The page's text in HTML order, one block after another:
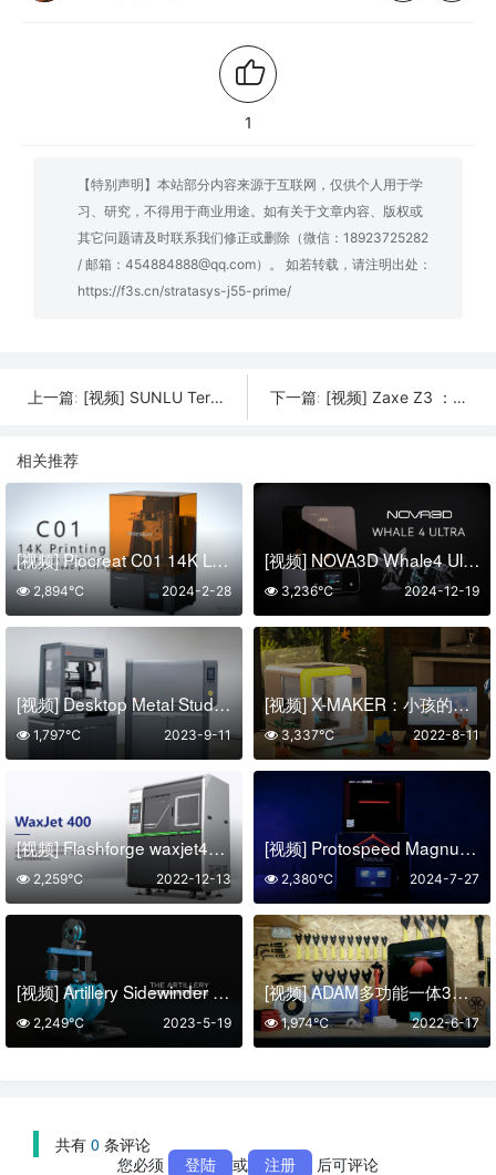
1
【特别声明】本站部分内容来源于互联网，仅供个人用于学
习、研究，不得用于商业用途。如有关于文章内容、版权或
其它问题请及时联系我们修正或删除（微信：18923725282
/ 邮箱：454884888@qq.com）。 如若转载，请注明出处：
https://f3s.cn/stratasys-j55-prime/
上一篇: [视频] SUNLU Terminator 3 快速FDM 3D打印机 高达 250mm/s 下一篇: [视频] Zaxe Z3 ：一款革命性的3D打印机
相关推荐
[视频] Piocreat C01 14K LCD 光固化3D打印机：体验超清打印细节
2024-2-28
2,894℃
[视频] NOVA3D Whale4 Ultra：10英寸16K 最精致的细节栩栩如生
2024-12-19
3,236℃
[视频] Desktop Metal Studio System™：简单安全经济高效的金属3D打印系统
2023-9-11
1,797℃
[视频] X-MAKER：小孩的大玩具 大人的小工具
2022-8-11
3,337℃
[视频] Flashforge waxjet400 大尺寸多喷嘴喷蜡3D打印机
2022-12-13
2,259℃
[视频] Protospeed Magnus：经济实惠的高速DLP珠宝3D打印机
2024-7-27
2,380℃
[视频] Artillery Sidewinder X2 含自主研发ABL自动调平的FDM 3D打印机
2023-5-19
2,249℃
[视频] ADAM多功能一体3D打印机: 打印、扫描、激光、研磨
2022-6-17
1,974℃
共有 0 条评论
您必须 登陆 或 注册 后可评论